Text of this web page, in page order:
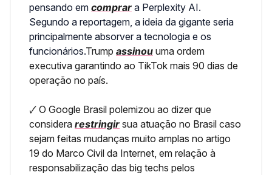
pensando em comprar a Perplexity AI.
Segundo a reportagem, a ideia da gigante seria
principalmente absorver a tecnologia e os
funcionários.Trump assinou uma ordem
executiva garantindo ao TikTok mais 90 dias de
operação no país.
🗸 O Google Brasil polemizou ao dizer que
considera restringir sua atuação no Brasil caso
sejam feitas mudanças muito amplas no artigo
19 do Marco Civil da Internet, em relação à
responsabilização das big techs pelos